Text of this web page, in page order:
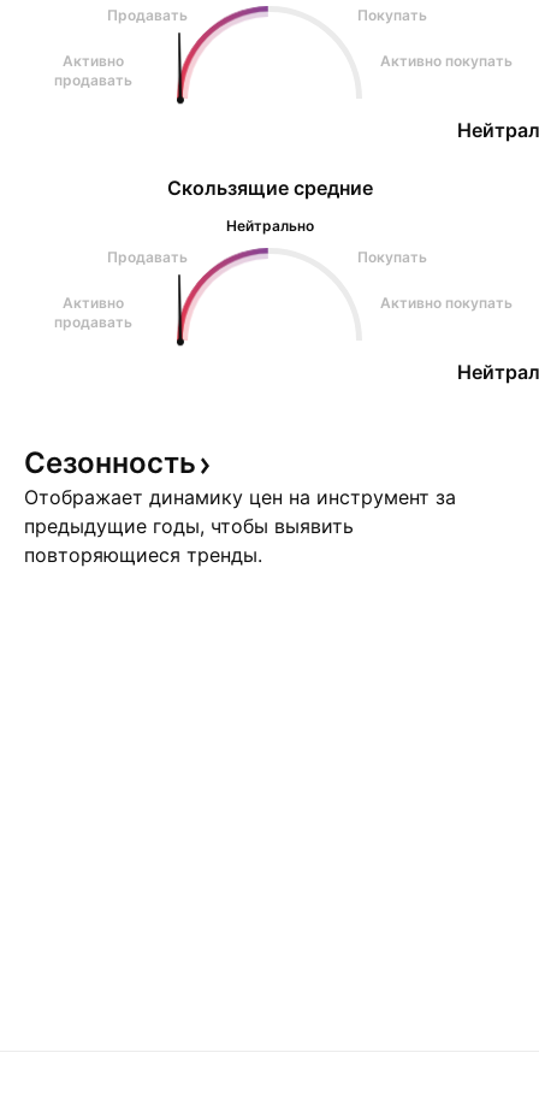
Продавать
Покупать
Активно
продавать
Активно покупать
Скользящие средние
Нейтрально
Продавать
Покупать
Активно
продавать
Активно покупать
Сезонность
Отображает динамику цен на инструмент за
предыдущие годы, чтобы выявить
повторяющиеся тренды.